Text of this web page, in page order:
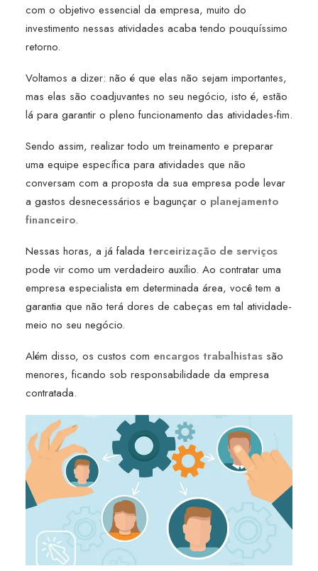
com o objetivo essencial da empresa, muito do
investimento nessas atividades acaba tendo pouquíssimo
retorno.
Voltamos a dizer: não é que elas não sejam importantes,
mas elas são coadjuvantes no seu negócio, isto é, estão
lá para garantir o pleno funcionamento das atividades-fim.
Sendo assim, realizar todo um treinamento e preparar
uma equipe específica para atividades que não
conversam com a proposta da sua empresa pode levar
a gastos desnecessários e bagunçar o planejamento
financeiro.
Nessas horas, a já falada terceirização de serviços
pode vir como um verdadeiro auxílio. Ao contratar uma
empresa especialista em determinada área, você tem a
garantia que não terá dores de cabeças em tal atividade-
meio no seu negócio.
Além disso, os custos com encargos trabalhistas são
menores, ficando sob responsabilidade da empresa
contratada.